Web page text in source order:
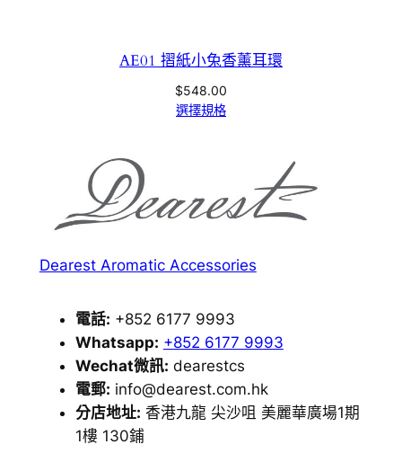
AE01 摺紙小兔香薰耳環
$548.00
選擇規格
Dearest Aromatic Accessories
電話: +852 6177 9993
Whatsapp: +852 6177 9993
Wechat微訊: dearestcs
電郵: info@dearest.com.hk
分店地址: 香港九龍 尖沙咀 美麗華廣場1期
1樓 130鋪